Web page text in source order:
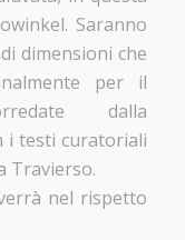
Saranno
dimensioni che
per il
dalla
i testi curatoriali
Travierso.
nel rispetto